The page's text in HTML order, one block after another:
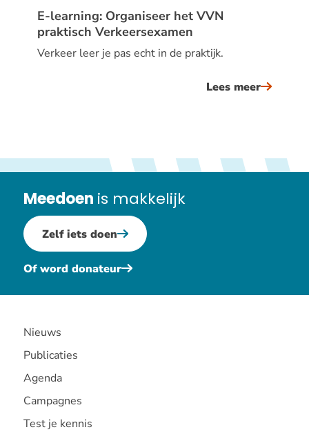
E-learning: Organiseer het VVN
praktisch Verkeersexamen
Verkeer leer je pas echt in de praktijk.
Lees meerover
het
Meedoen is makkelijk
Zelf iets doen
Of word donateur
Nieuws
Publicaties
Agenda
Campagnes
Test je kennis